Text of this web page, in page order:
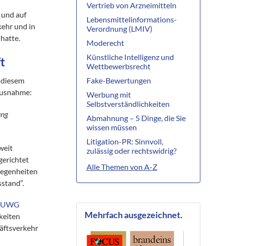
auf
und in
Vertrieb von Arzneimitteln
Lebensmittelinformations-
Verordnung (LMIV)
Moderecht
Künstliche Intelligenz und
Wettbewerbsrecht
Fake-Bewertungen
Werbung mit
Selbstverständlichkeiten
Abmahnung – 5 Dinge, die Sie
wissen müssen
Litigation-PR: Sinnvoll,
zulässig oder rechtswidrig?
Alle Themen von A-Z
Mehrfach ausgezeichnet.